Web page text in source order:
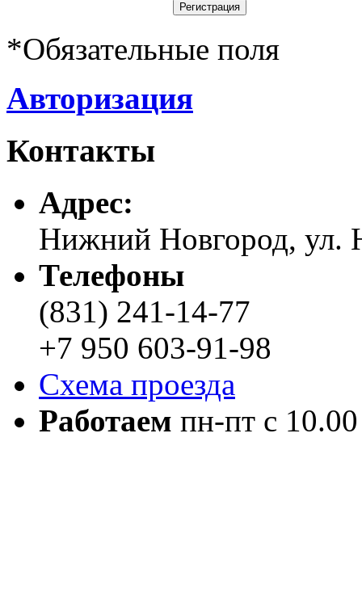
*Обязательные поля
Авторизация
Контакты
Адреc:
Нижний Новгород, ул.
Телефоны
(831) 241-14-77
+7 950 603-91-98
Схема проезда
Работаем пн-пт с